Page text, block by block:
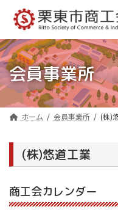
ン
ツ
へ
ス
キ
ッ
ー
シ
ョ
ン
に
移
会員事業所
ホーム 会員事業所 (株)
(株)悠道工業
商工会カレンダー